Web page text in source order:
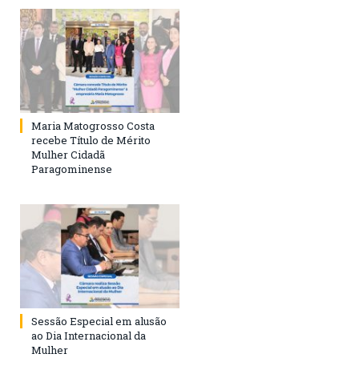
Maria Matogrosso Costa
recebe Título de Mérito
Mulher Cidadã
Paragominense
Sessão Especial em alusão
ao Dia Internacional da
Mulher